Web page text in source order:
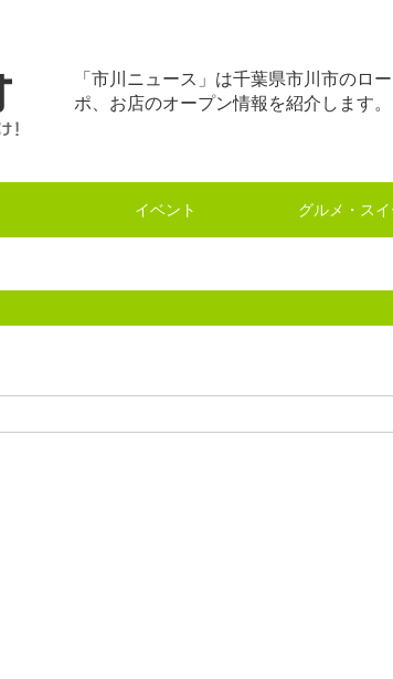
「市川ニュース」は千葉県市川市のロ
ポ、お店のオープン情報を紹介します。
イベント グルメ・ス